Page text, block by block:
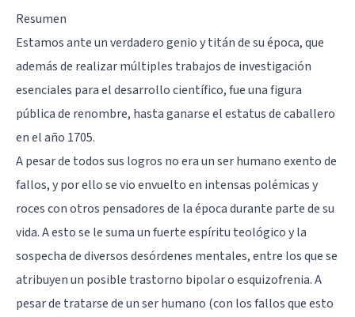
Resumen
Estamos ante un verdadero genio y titán de su época, que
además de realizar múltiples trabajos de investigación
esenciales para el desarrollo científico, fue una figura
pública de renombre, hasta ganarse el estatus de caballero
en el año 1705.
A pesar de todos sus logros no era un ser humano exento de
fallos, y por ello se vio envuelto en intensas polémicas y
roces con otros pensadores de la época durante parte de su
vida. A esto se le suma un fuerte espíritu teológico y la
sospecha de diversos desórdenes mentales, entre los que se
atribuyen un posible trastorno bipolar o esquizofrenia. A
pesar de tratarse de un ser humano (con los fallos que esto